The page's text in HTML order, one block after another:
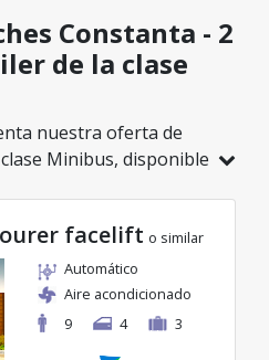
Constanta - 2
de la clase
nuestra oferta de
Minibus, disponible
con tarifas excelentes
facelift o similar
Automático
Aire acondicionado
9
4 3